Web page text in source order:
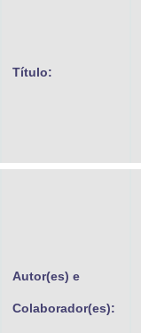
Planalto
Título:
Autor(es) e
Colaborador(es):